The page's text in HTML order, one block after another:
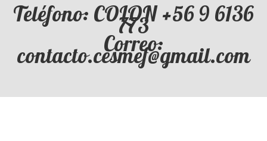
Teléfono: COLON +56 9 6136
773
Correo:
contacto.cesmef@gmail.com